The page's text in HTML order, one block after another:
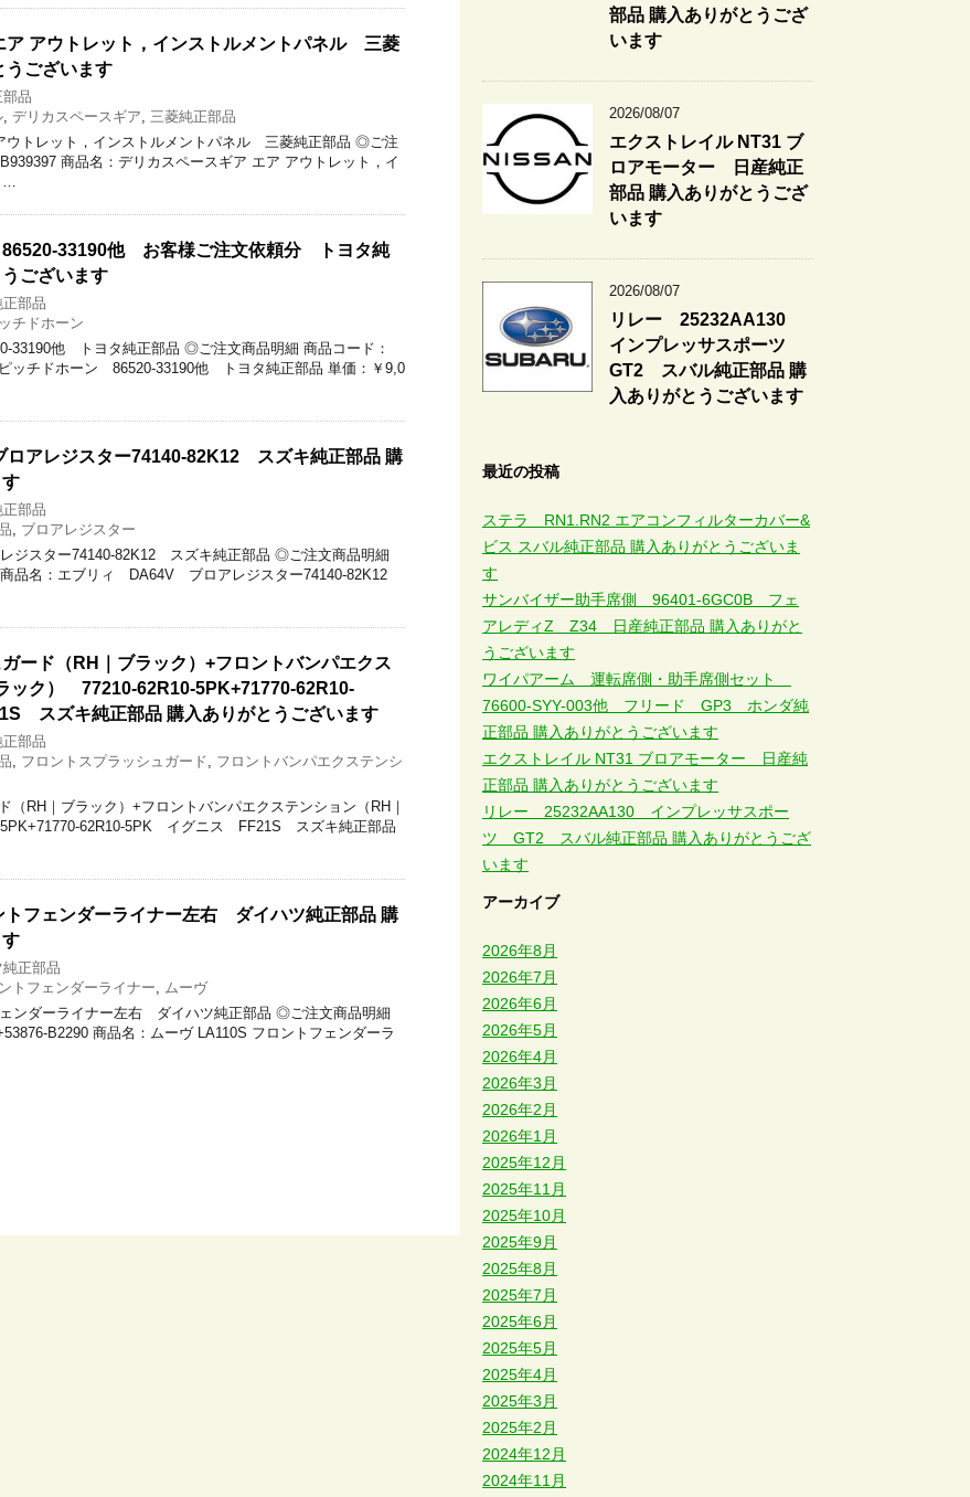
ア アウトレット，インストルメントパネル 三菱
うございます
品
, デリカスペースギア, 三菱純正部品
ウトレット，インストルメントパネル 三菱純正部品 ◎ご注
商品名：デリカスペースギア エア アウトレット，イ
…
33190他 お客様ご注文依頼分 トヨタ純
ございます
正部品
チドホーン
33190他 トヨタ純正部品 ◎ご注文商品明細 商品コード：
ッチドホーン 86520-33190他 トヨタ純正部品 単価：￥9,0
アレジスター74140-82K12 スズキ純正部品 購
部品
, ブロアレジスター
スター74140-82K12 スズキ純正部品 ◎ご注文商品明細
商品名：エブリィ DA64V ブロアレジスター74140-82K12
ード（RH｜ブラック）+フロントバンパエクス
ック） 77210-62R10-5PK+71770-62R10-
スズキ純正部品 購入ありがとうございます
部品
, フロントスプラッシュガード, フロントバンパエクステンシ
（RH｜ブラック）+フロントバンパエクステンション（RH｜
62R10-5PK イグニス FF21S スズキ純正部品
トフェンダーライナー左右 ダイハツ純正部品 購
正部品
トフェンダーライナー, ムーヴ
ンダーライナー左右 ダイハツ純正部品 ◎ご注文商品明細
B2290 商品名：ムーヴ LA110S フロントフェンダーラ
部品 購入ありがとうござ
います
2026/08/07
エクストレイル NT31 ブ
ロアモーター 日産純正
部品 購入ありがとうござ
います
2026/08/07
リレー 25232AA130
インプレッサスポーツ
GT2 スバル純正部品 購
入ありがとうございます
最近の投稿
ステラ RN1.RN2 エアコンフィルターカバー&
ビス スバル純正部品 購入ありがとうございま
す
サンバイザー助手席側 96401-6GC0B フェ
アレディZ Z34 日産純正部品 購入ありがと
うございます
ワイパアーム 運転席側・助手席側セット
76600-SYY-003他 フリード GP3 ホンダ純
正部品 購入ありがとうございます
エクストレイル NT31 ブロアモーター 日産純
正部品 購入ありがとうございます
リレー 25232AA130 インプレッサスポー
ツ GT2 スバル純正部品 購入ありがとうござ
います
アーカイブ
2026年8月
2026年7月
2026年6月
2026年5月
2026年4月
2026年3月
2026年2月
2026年1月
2025年12月
2025年11月
2025年10月
2025年9月
2025年8月
2025年7月
2025年6月
2025年5月
2025年4月
2025年3月
2025年2月
2024年12月
2024年11月